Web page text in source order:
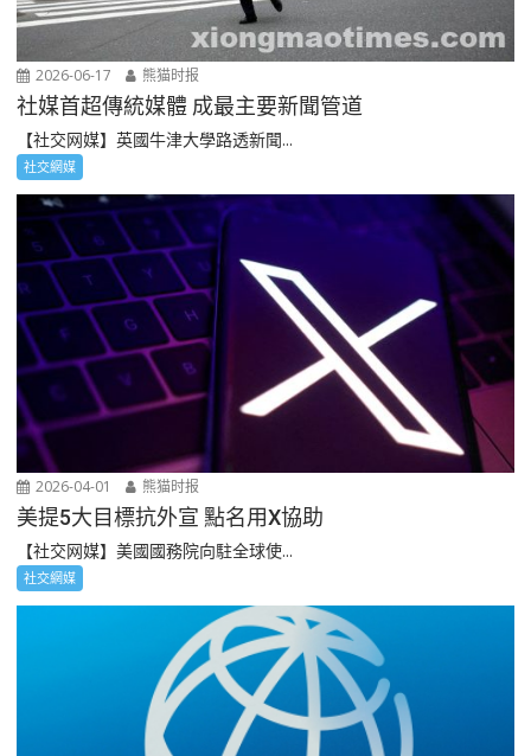
2026-06-17 熊猫时报
社媒首超傳統媒體 成最主要新聞管道
【社交网媒】英國牛津大學路透新聞...
社交網媒
2026-04-01 熊猫时报
美提5大目標抗外宣 點名用X協助
【社交网媒】美國國務院向駐全球使...
社交網媒